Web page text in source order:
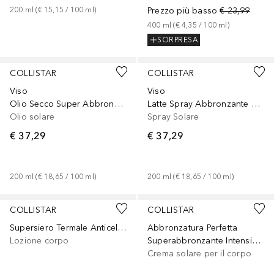
200 ml (€ 15,15 / 100 ml) Prezzo più basso € 23,99
400 ml (€ 4,35 / 100 ml)
SORPRESA
COLLISTAR
Viso
Olio Secco Super Abbronzante Idratante SPF 15
Olio solare
€ 37,29
200 ml (€ 18,65 / 100 ml)
COLLISTAR
Viso
Latte Spray Abbronzante SPF 20
Spray Solare
€ 37,29
200 ml (€ 18,65 / 100 ml)
COLLISTAR
Supersiero Termale Anticellulite Drenante
Lozione corpo
COLLISTAR
Abbronzatura Perfetta
Superabbronzante Intensivo Ultra-Rapido SPF 6
Crema solare per il corpo